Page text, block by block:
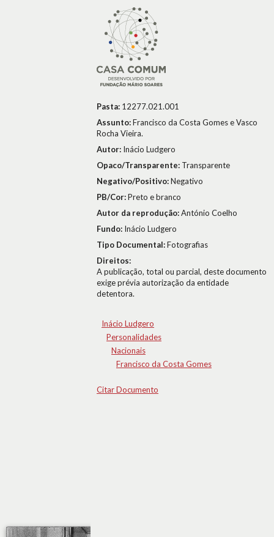
Pasta: 12277.021.001
Assunto:Francisco da Costa Gomes e Vasco
Rocha Vieira.
Autor: Inácio Ludgero
Opaco/Transparente: Transparente
Negativo/Positivo:Negativo
PB/Cor:Preto e branco
Autor da reprodução:António Coelho
Fundo: Inácio Ludgero
Tipo Documental:Fotografias
Direitos:
A publicação, total ou parcial, deste documento
exige prévia autorização da entidade
detentora.
Inácio Ludgero
Personalidades
Nacionais
Francisco da Costa Gomes
Citar Documento